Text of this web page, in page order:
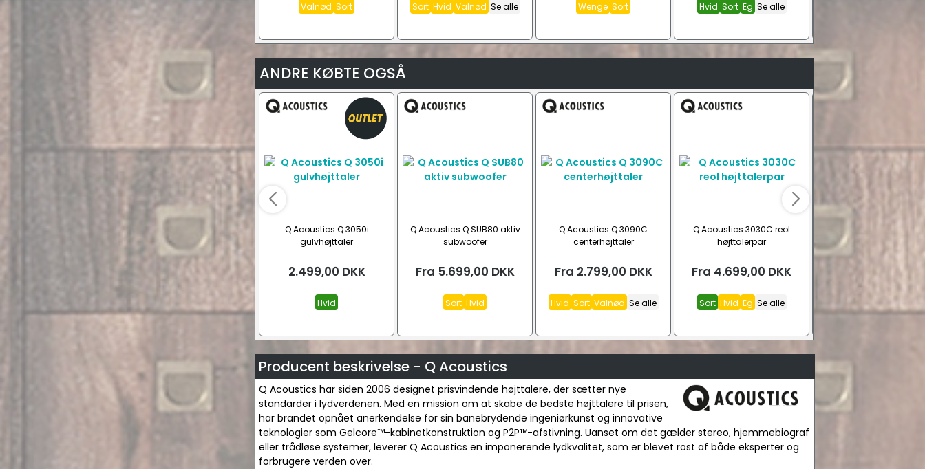
Valnød Sort Sort Hvid Valnød Se alle Wenge Sort Hvid Sort Eg Se alle
ANDRE KØBTE OGSÅ
Q Acoustics Q 3050i
gulvhøjttaler
2.499,00 DKK
Hvid
Q Acoustics Q SUB80 aktiv
subwoofer
Fra 5.699,00 DKK
Sort Hvid
Q Acoustics Q 3090C
centerhøjttaler
Fra 2.799,00 DKK
Hvid Sort Valnød Se alle
Q Acoustics 3030C reol
højttalerpar
Fra 4.699,00 DKK
Sort Hvid Eg Se alle
6.599,00
Hvid
Producent beskrivelse - Q Acoustics
Q Acoustics har siden 2006 designet prisvindende højttalere, der sætter nye
standarder i lydverdenen. Med en mission om at skabe de bedste højttalere til prisen,
har brandet opnået anerkendelse for sin banebrydende ingeniørkunst og innovative
teknologier som Gelcore™-kabinetkonstruktion og P2P™-afstivning. Uanset om det gælder stereo, hjemmebiograf
eller trådløse systemer, leverer Q Acoustics en imponerende lydkvalitet, som er blevet rost af både eksperter og
forbrugere verden over.